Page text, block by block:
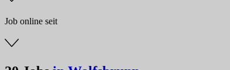
Job online seit